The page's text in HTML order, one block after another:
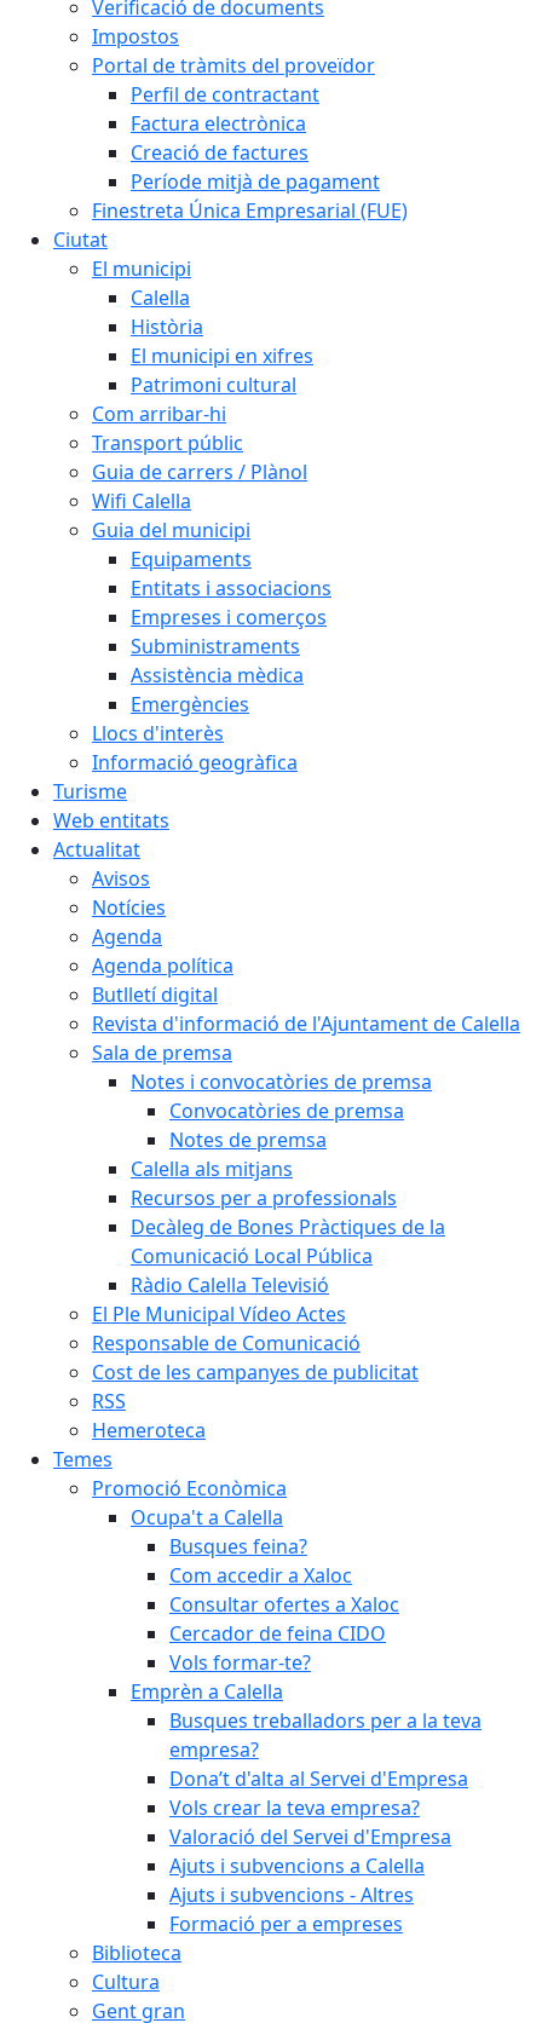
Verificació de documents
Impostos
Portal de tràmits del proveïdor
Perfil de contractant
Factura electrònica
Creació de factures
Període mitjà de pagament
Finestreta Única Empresarial (FUE)
Ciutat
El municipi
Calella
Història
El municipi en xifres
Patrimoni cultural
Com arribar-hi
Transport públic
Guia de carrers / Plànol
Wifi Calella
Guia del municipi
Equipaments
Entitats i associacions
Empreses i comerços
Subministraments
Assistència mèdica
Emergències
Llocs d'interès
Informació geogràfica
Turisme
Web entitats
Actualitat
Avisos
Notícies
Agenda
Agenda política
Butlletí digital
Revista d'informació de l'Ajuntament de Calella
Sala de premsa
Notes i convocatòries de premsa
Convocatòries de premsa
Notes de premsa
Calella als mitjans
Recursos per a professionals
Decàleg de Bones Pràctiques de la
Comunicació Local Pública
Ràdio Calella Televisió
El Ple Municipal Vídeo Actes
Responsable de Comunicació
Cost de les campanyes de publicitat
RSS
Hemeroteca
Temes
Promoció Econòmica
Ocupa't a Calella
Busques feina?
Com accedir a Xaloc
Consultar ofertes a Xaloc
Cercador de feina CIDO
Vols formar-te?
Emprèn a Calella
Busques treballadors per a la teva
empresa?
Dona’t d'alta al Servei d'Empresa
Vols crear la teva empresa?
Valoració del Servei d'Empresa
Ajuts i subvencions a Calella
Ajuts i subvencions - Altres
Formació per a empreses
Biblioteca
Cultura
Gent gran